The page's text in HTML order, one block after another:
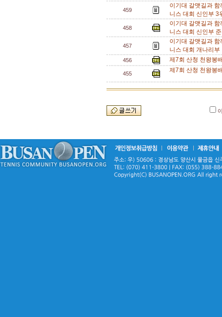
459
이기대 갈맷길과
니스 대회 신인부
458
이기대 갈맷길과
니스 대회 신인부
457
이기대 갈맷길과
니스 대회 개나리
456 제7회 산청 천왕봉
455 제7회 산청 천왕봉